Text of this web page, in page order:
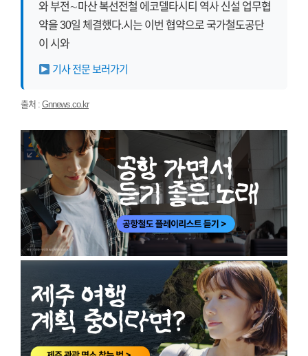
와 부전∼마산 복선전철 에코델타시티 역사 신설 업무협
약을 30일 체결했다.시는 이번 협약으로 국가철도공단
이 시와
기사 전문 보러가기
출처 : Gnnews.co.kr